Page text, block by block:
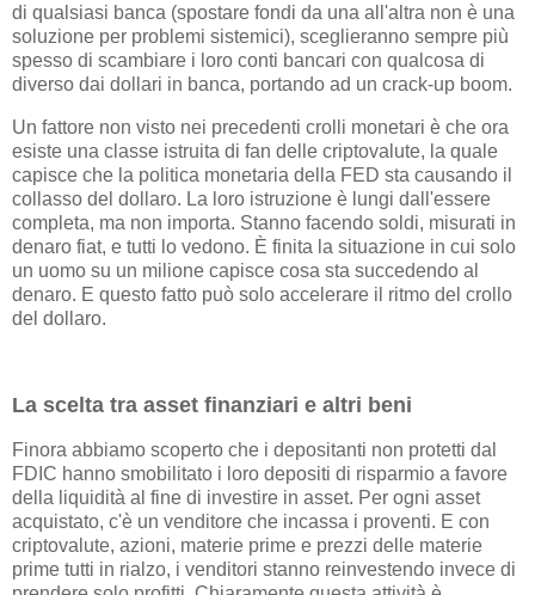
di qualsiasi banca (spostare fondi da una all'altra non è una
soluzione per problemi sistemici), sceglieranno sempre più
spesso di scambiare i loro conti bancari con qualcosa di
diverso dai dollari in banca, portando ad un crack-up boom.
Un fattore non visto nei precedenti crolli monetari è che ora
esiste una classe istruita di fan delle criptovalute, la quale
capisce che la politica monetaria della FED sta causando il
collasso del dollaro. La loro istruzione è lungi dall'essere
completa, ma non importa. Stanno facendo soldi, misurati in
denaro fiat, e tutti lo vedono. È finita la situazione in cui solo
un uomo su un milione capisce cosa sta succedendo al
denaro. E questo fatto può solo accelerare il ritmo del crollo
del dollaro.
La scelta tra asset finanziari e altri beni
Finora abbiamo scoperto che i depositanti non protetti dal
FDIC hanno smobilitato i loro depositi di risparmio a favore
della liquidità al fine di investire in asset. Per ogni asset
acquistato, c'è un venditore che incassa i proventi. E con
criptovalute, azioni, materie prime e prezzi delle materie
prime tutti in rialzo, i venditori stanno reinvestendo invece di